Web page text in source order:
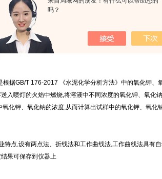
吗？
在线留言
根据GB/T 176-2017 《水泥化学分析方法》中的氧化钾
入喷灯的火焰中燃烧,将溶液中不同浓度的氧化钾、氧化
氧化钾、氧化钠的浓度,从而计算出试样中的氧化钾、氧
特点,设有两点法、折线法和工作曲线法,工作曲线法具有
果可保存到仪器上